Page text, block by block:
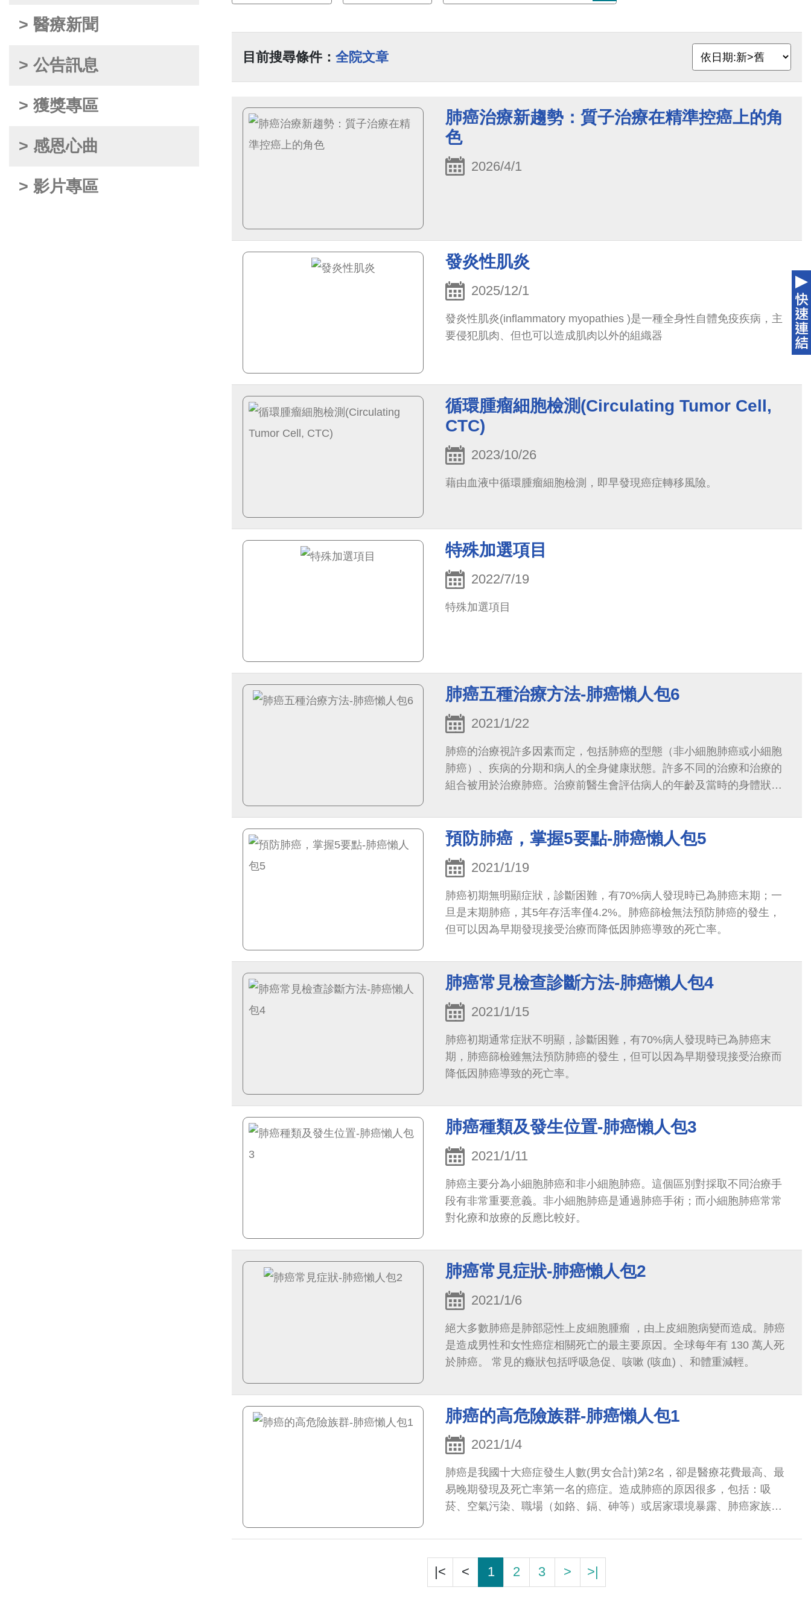
> 醫療新聞
> 公告訊息
> 獲獎專區
> 感恩心曲
> 影片專區
目前搜尋條件： 全院文章
肺癌治療新趨勢：質子治療在精準控癌上的角
色
2026/4/1
發炎性肌炎
2025/12/1
發炎性肌炎(inflammatory myopathies )是一種全身性自體免疫疾病，主
要侵犯肌肉、但也可以造成肌肉以外的組織器
循環腫瘤細胞檢測(Circulating Tumor Cell,
CTC)
2023/10/26
藉由血液中循環腫瘤細胞檢測，即早發現癌症轉移風險。
特殊加選項目
2022/7/19
特殊加選項目
肺癌五種治療方法-肺癌懶人包6
2021/1/22
肺癌的治療視許多因素而定，包括肺癌的型態（非小細胞肺癌或小細胞
肺癌）、疾病的分期和病人的全身健康狀態。許多不同的治療和治療的
組合被用於治療肺癌。治療前醫生會評估病人的年齡及當時的身體狀
預防肺癌，掌握5要點-肺癌懶人包5
2021/1/19
肺癌初期無明顯症狀，診斷困難，有70%病人發現時已為肺癌末期；一
旦是末期肺癌，其5年存活率僅4.2%。肺癌篩檢無法預防肺癌的發生，
但可以因為早期發現接受治療而降低因肺癌導致的死亡率。
肺癌常見檢查診斷方法-肺癌懶人包4
2021/1/15
肺癌初期通常症狀不明顯，診斷困難，有70%病人發現時已為肺癌末
期，肺癌篩檢雖無法預防肺癌的發生，但可以因為早期發現接受治療而
降低因肺癌導致的死亡率。
肺癌種類及發生位置-肺癌懶人包3
2021/1/11
肺癌主要分為小細胞肺癌和非小細胞肺癌。這個區別對採取不同治療手
段有非常重要意義。非小細胞肺癌是通過肺癌手術；而小細胞肺癌常常
對化療和放療的反應比較好。
肺癌常見症狀-肺癌懶人包2
2021/1/6
絕大多數肺癌是肺部惡性上皮細胞腫瘤 ，由上皮細胞病變而造成。肺癌
是造成男性和女性癌症相關死亡的最主要原因。全球每年有 130 萬人死
於肺癌。 常見的癥狀包括呼吸急促、咳嗽 (咳血) 、和體重減輕。
肺癌的高危險族群-肺癌懶人包1
2021/1/4
肺癌是我國十大癌症發生人數(男女合計)第2名，卻是醫療花費最高、最
易晚期發現及死亡率第一名的癌症。造成肺癌的原因很多，包括：吸
菸、空氣污染、職場（如鉻、鎘、砷等）或居家環境暴露、肺癌家族病
|< < 1 2 3 > >|